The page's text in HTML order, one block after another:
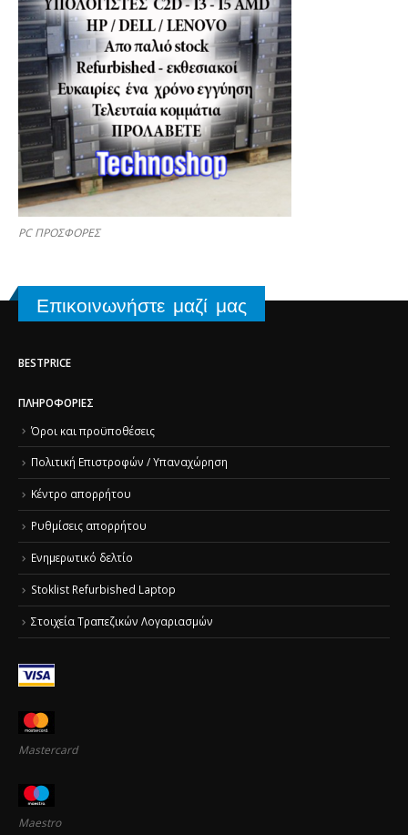
PC ΠΡΟΣΦΟΡΕΣ
Επικοινωνήστε μαζί μας
BESTPRICE
ΠΛΗΡΟΦΟΡΊΕΣ
Όροι και προϋποθέσεις
Πολιτική Επιστροφών / Υπαναχώρηση
Κέντρο απορρήτου
Ρυθμίσεις απορρήτου
Ενημερωτικό δελτίο
Stoklist Refurbished Laptop
Στοιχεία Τραπεζικών Λογαριασμών
Mastercard
Maestro